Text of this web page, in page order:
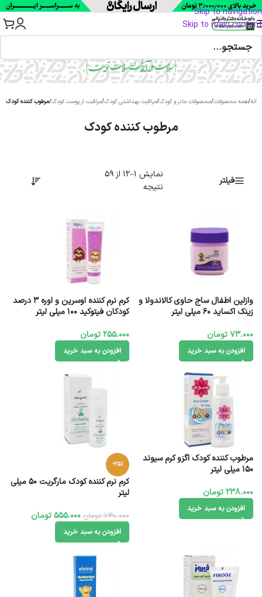
Skip to navigation
Skip to main content
مرطوب کننده کودک
خانه/همه محصولات/محصولات مادر و کودک/مراقبت بهداشتی کودک/مراقبت از پوست کودک/مرطوب کننده کودک
فیلتر
نمایش 1–12 از 59
نتیجه
وازلین اطفال ساج حاوی کالاندولا و
زینک اکساید 60 میلی لیتر
73.000تومان
افزودن به سبد خرید
کرم نرم کننده اوسرین و اوره 3 درصد
کودکان فیتوکید 100 میلی لیتر
255.000تومان
افزودن به سبد خرید
مرطوب کننده کودک اگزو کرم سیوند
۱۵۰ میلی لیتر
238.000تومان
افزودن به سبد خرید
-25%
کرم نرم کننده کودک مارگریت 50 میلی
لیتر
740.000 تومان 555.000تومان
افزودن به سبد خرید